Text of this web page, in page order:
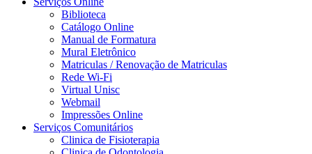
Biblioteca
Catálogo Online
Manual de Formatura
Mural Eletrônico
Matriculas / Renovação de Matriculas
Rede Wi-Fi
Virtual Unisc
Webmail
Impressões Online
Serviços Comunitários
Clinica de Fisioterapia